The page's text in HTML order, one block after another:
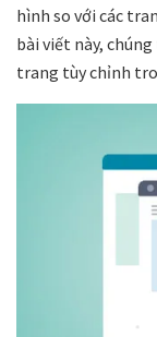
hình so với các
bài viết này,
trang tùy chỉnh